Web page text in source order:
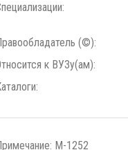
(©):
к ВУЗу(ам):
М-1252